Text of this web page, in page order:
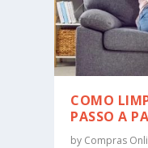
COMO
PASSO A
by Compras